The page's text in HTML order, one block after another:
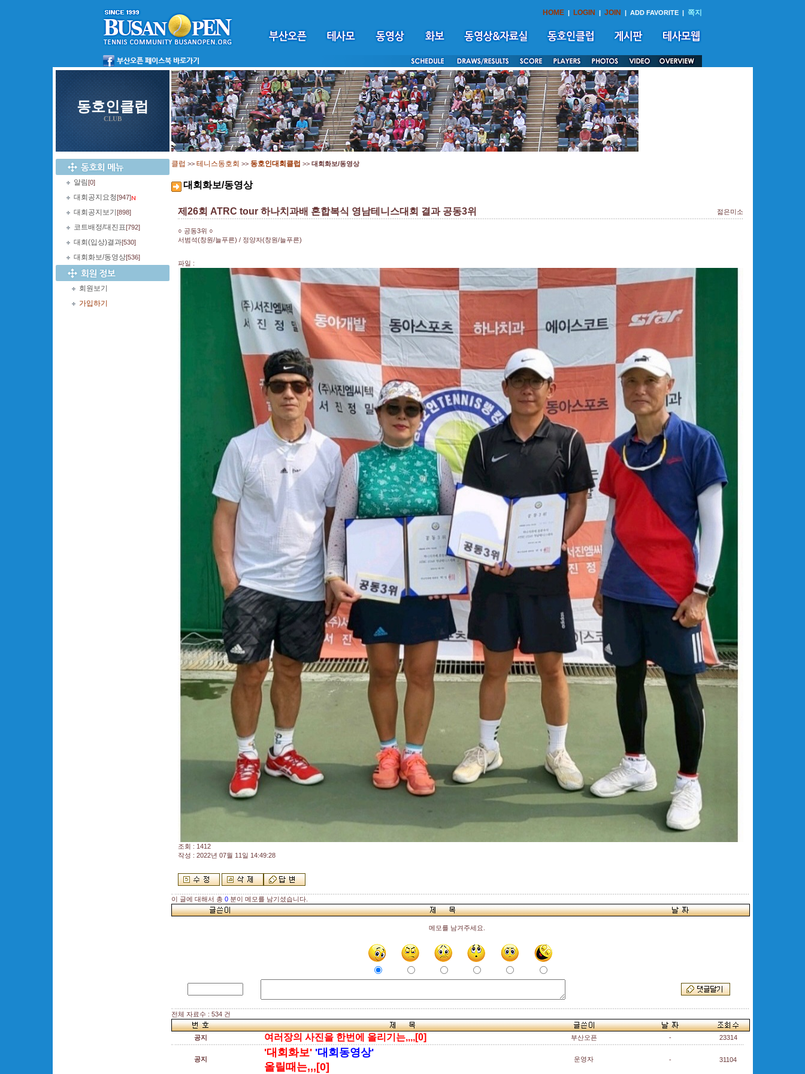
HOME | LOGIN | JOIN | ADD FAVORITE | 쪽지
동호인클럽
CLUB
알림[0]
대회공지요청[947]
대회공지보기 [898]
코트배정/대진표[792]
대회(입상)결과[530]
대회화보/동영상[536]
회원보기
가입하기
클럽 >> 테니스동호회 >> 동호인대회클럽 >> 대회화보/동영상
대회화보/동영상
제26회 ATRC tour 하나치과배 혼합복식 영남테니스대회 결과 공동3위 젊은미소
○ 공동3위 ○
서범석(창원/늘푸른) / 정양자(창원/늘푸른)
파일 :
조회 : 1412
작성 : 2022년 07월 11일 14:49:28
이 글에 대해서 총 0분이 메모를 남기셨습니다.
메모를 남겨주세요.
전체 자료수 : 534 건
공지 여러장의 사진을 한번에 올리기는,,,,[0] 부산오픈 - 23314
공지
'대회화보''대회동영상'
올릴때는,,,[0]
운영자 - 31104